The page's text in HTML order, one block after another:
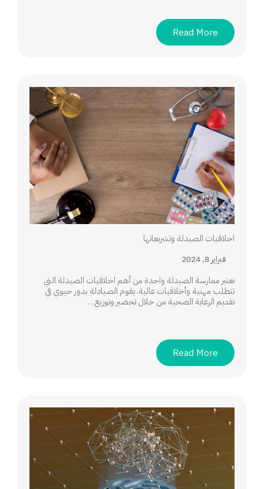
Read More
اخلاقيات الصيدلة وتشريعاتها
فبراير 8, 2024
تعتبر ممارسة الصيدلة واحدة من أهم اخلاقيات الصيدلة التي
تتطلب مهنية وأخلاقيات عالية. يقوم الصيادلة بدور حيوي في
تقديم الرعاية الصحية من خلال تحضير وتوزيع…
Read More